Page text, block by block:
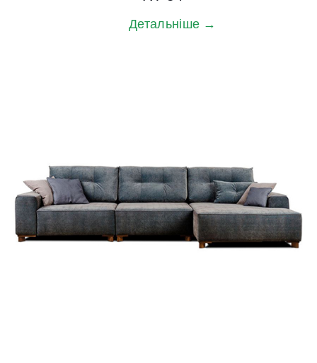
Детальніше →